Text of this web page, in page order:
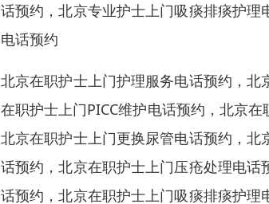
话预约，北京专业护士上门吸痰排痰护
电话预约
北京在职护士上门护理服务电话预约，
在职护士上门PICC维护电话预约，北京
北京在职护士上门更换尿管电话预约，
话预约，北京在职护士上门压疮处理电
话预约，北京在职护士上门吸痰排痰护